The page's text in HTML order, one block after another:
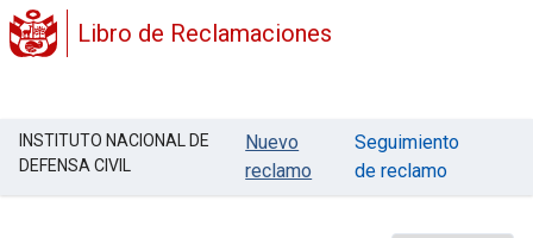
Libro de Reclamaciones
INSTITUTO NACIONAL DE
DEFENSA CIVIL
Nuevo
reclamo
Seguimiento
de reclamo